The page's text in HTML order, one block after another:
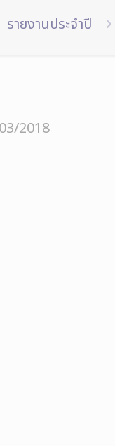
รายงานประจำปี
2018